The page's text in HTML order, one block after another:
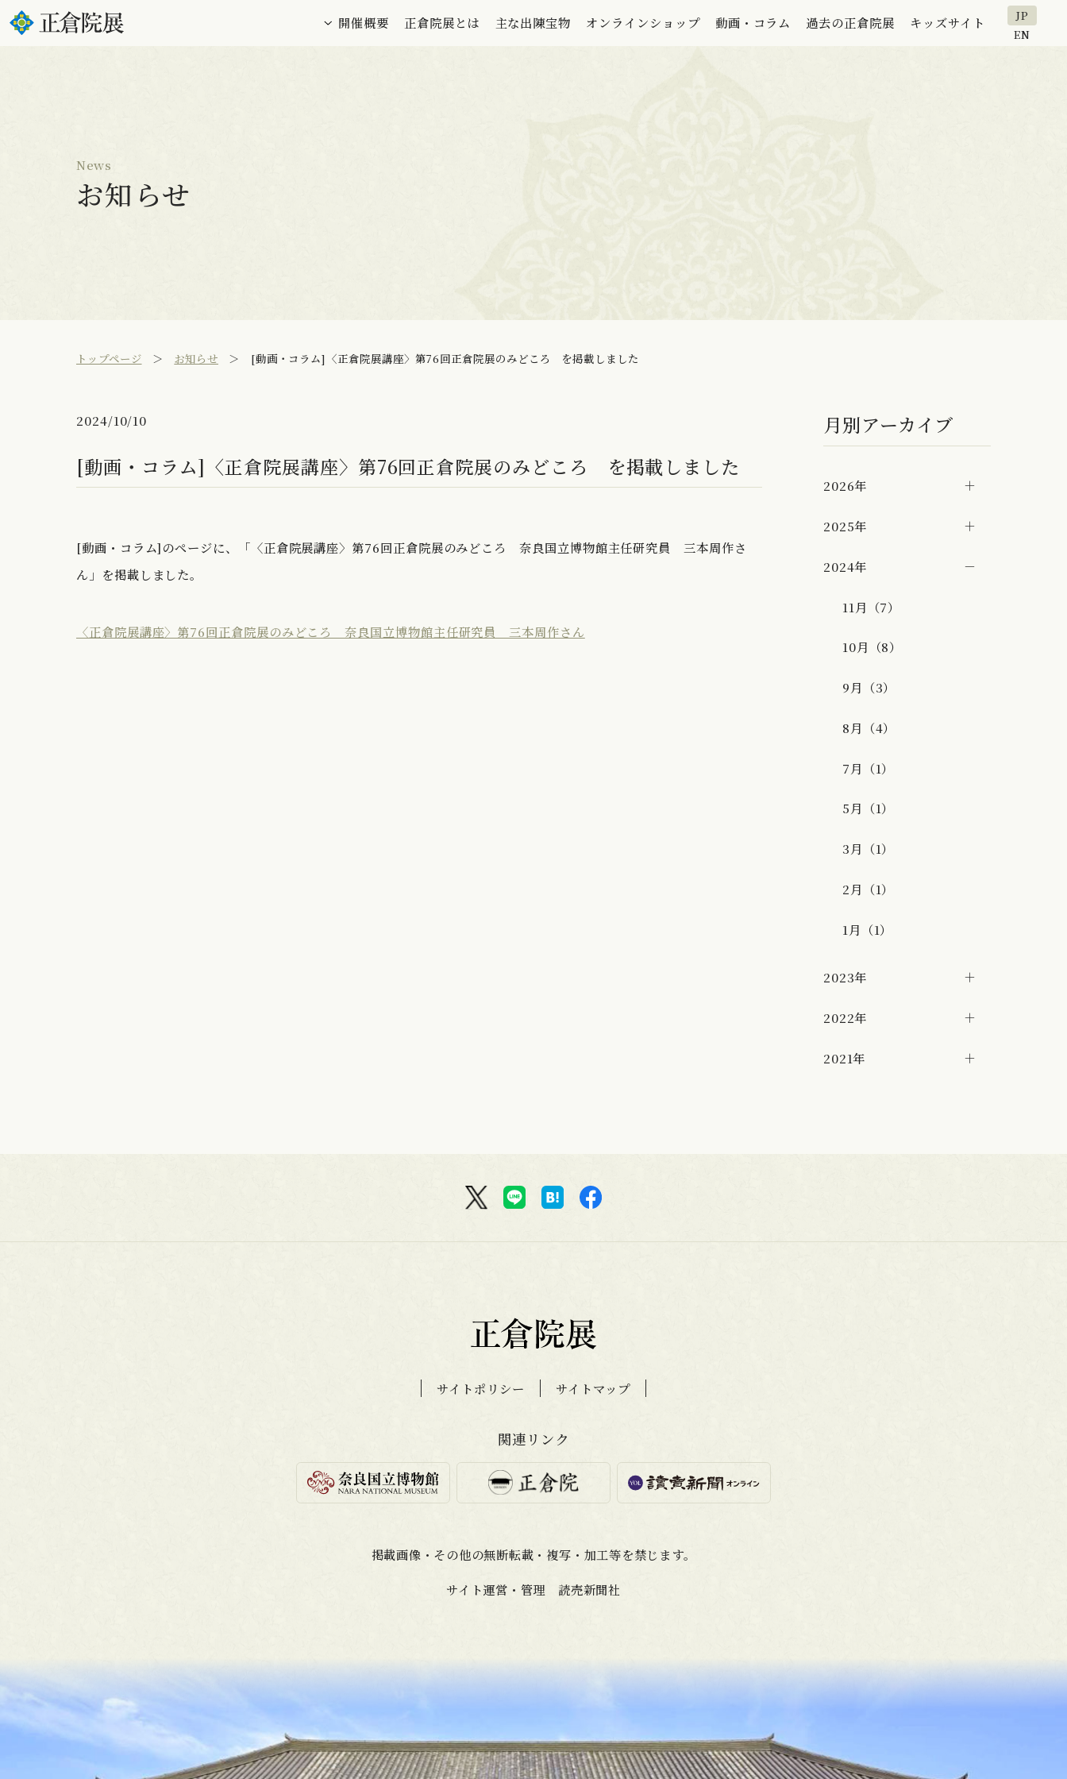
開催概要 正倉院展とは 主な出陳宝物 オンラインショップ 動画・コラム 過去の正倉院展 キッズサイト
JP
EN
トップページ お知らせ [動画・コラム]〈正倉院展講座〉第76回正倉院展のみどころ を掲載しました
News
お知らせ
2024/10/10
[動画・コラム]〈正倉院展講座〉第76回正倉院展のみどころ を掲載しました
[動画・コラム]のページに、「〈正倉院展講座〉第76回正倉院展のみどころ 奈良国立博物館主任研究員 三本周作さ
ん」を掲載しました。
〈正倉院展講座〉第76回正倉院展のみどころ 奈良国立博物館主任研究員 三本周作さん
月別アーカイブ
2026年
2025年
2024年
11月（7）
10月（8）
9月（3）
8月（4）
7月（1）
5月（1）
3月（1）
2月（1）
1月（1）
2023年
2022年
2021年
サイトポリシー サイトマップ
関連リンク
掲載画像・その他の無断転載・複写・加工等を禁じます。
サイト運営・管理 読売新聞社